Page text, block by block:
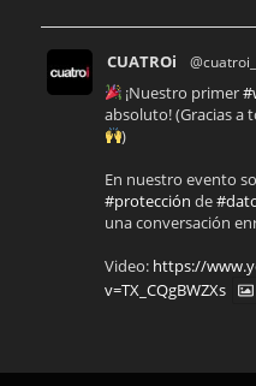
CUATROi
¡Nuestro primer
absoluto! (Gracias a
)
En nuestro evento
#protección de
una conversación
Video: https://
v=TX_CQgBWZXs